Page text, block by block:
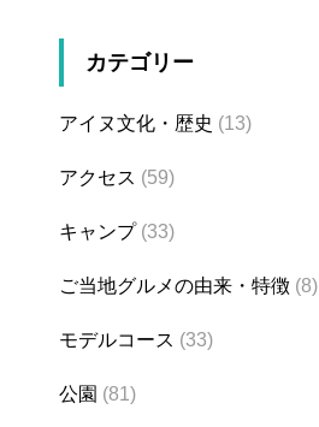
カテゴリー
アイヌ文化・歴史 (13)
アクセス (59)
キャンプ(33)
ご当地グルメの由来・特徴 (8)
モデルコース (33)
公園 (81)